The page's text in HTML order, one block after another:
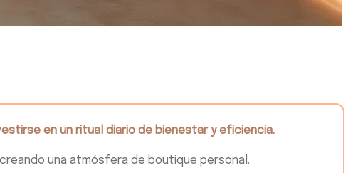
en un ritual diario de bienestar y eficiencia.
una atmósfera de boutique personal.